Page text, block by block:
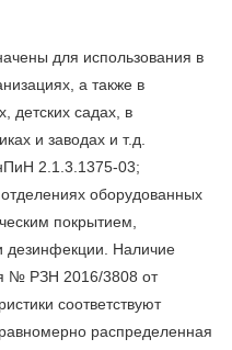
для использования в
а также в
детских садах, в
и заводах и т.д.
2.1.3.1375-03;
оборудованных
покрытием,
дезинфекции. Наличие
№ РЗН 2016/3808 от
соответствуют
распределенная